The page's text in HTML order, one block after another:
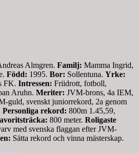
Almgren. Familj: Mamma Ingrid,
Född: 1995. Bor: Sollentuna. Yrke:
FK. Intressen: Friidrott, fotboll,
Aruhn. Meriter: JVM-brons, 4a IEM,
guld, svenskt juniorrekord, 2a genom
Personliga rekord: 800m 1.45,59,
800 meter. Roligaste
med svenska flaggan efter JVM-
Sätta rekord och vinna mästerskap.